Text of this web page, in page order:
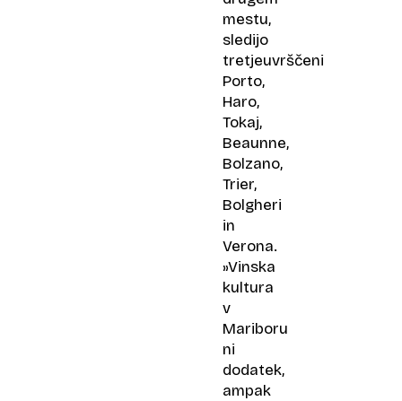
mestu,
sledijo
tretjeuvrščeni
Porto,
Haro,
Tokaj,
Beaunne,
Bolzano,
Trier,
Bolgheri
in
Verona.
»Vinska
kultura
v
Mariboru
ni
dodatek,
ampak